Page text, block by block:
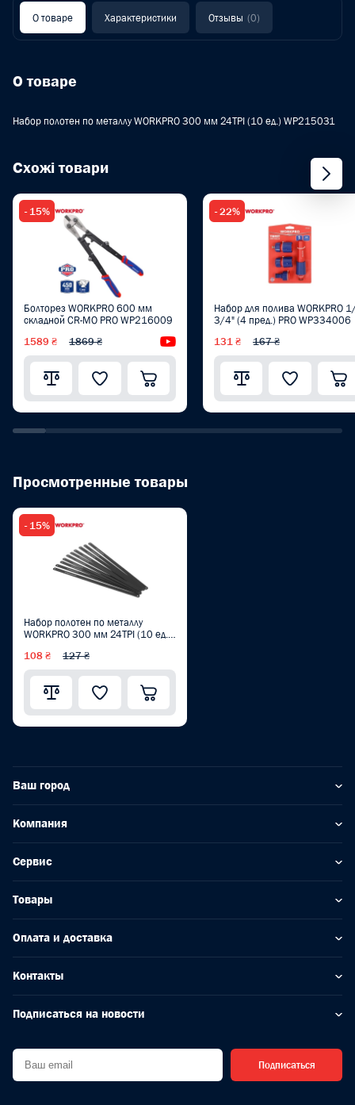
О товаре Характеристики Отзывы (0)
О товаре
Набор полотен по металлу WORKPRO 300 мм 24TPI (10 ед.) WP215031
Схожі товари
- 15%
Болторез WORKPRO 600 мм
складной CR-MO PRO WP216009
1589 ₴ 1869 ₴ Видеообзор
- 22%
Набор для полива WORKPRO
3/4" (4 пред.) PRO WP334006
131 ₴ 167 ₴
Просмотренные товары
- 15%
Набор полотен по металлу
WORKPRO 300 мм 24TPI (10 ед.)
108 ₴ 127 ₴
Ваш город
Компания
Сервис
Товары
Оплата и доставка
Контакты
Подписаться на новости
Подписаться